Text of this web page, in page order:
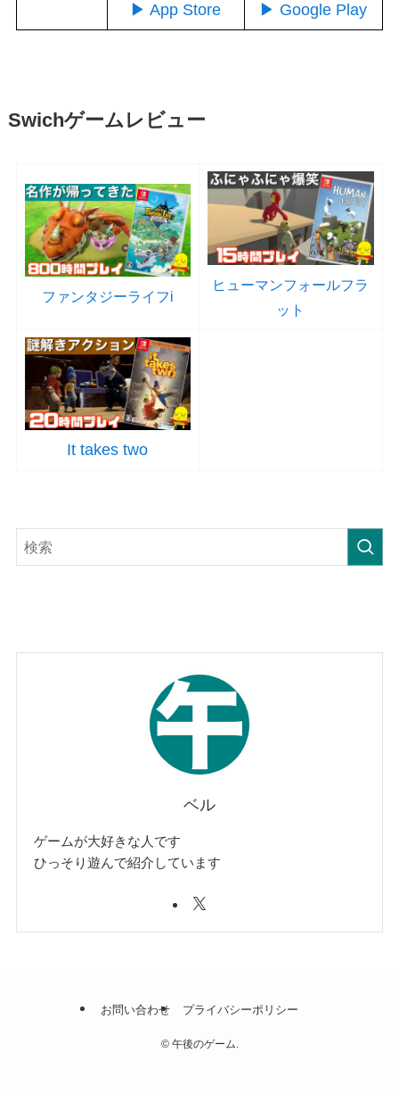
▶ App Store ▶ Google Play
Swichゲームレビュー
ファンタジーライフi
ヒューマンフォールフラ
ット
It takes two
ベル
ゲームが大好きな人です
ひっそり遊んで紹介しています
お問い合わせ プライバシーポリシー
©午後のゲーム.